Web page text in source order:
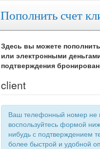
Пополнить счет
Здесь вы можете
или электронными
подтверждения
client
Ваш телефонный номер не
воспользуйтесь формой
нибудь с подтверждением телефонного номера, тут появится список ваших заведений для
более быстрой и